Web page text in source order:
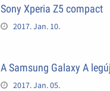
Sony Xperia Z5 compact
2017. Jan. 10.
A Samsung Galaxy A
2017. Jan. 05.